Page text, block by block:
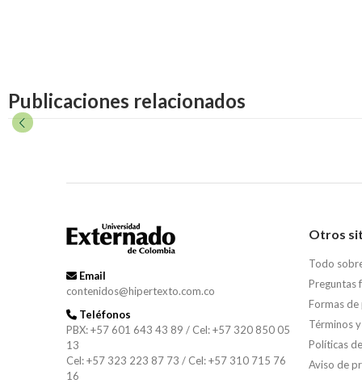
Publicaciones relacionados
Email
contenidos@hipertexto.com.co
Teléfonos
PBX: +57 601 643 43 89 / Cel: +57 320 850 05
13
Cel: +57 323 223 87 73 / Cel: +57 310 715 76
16
Otros
Todo
Preguntas
Formas de
Términos
Políticas
Aviso de